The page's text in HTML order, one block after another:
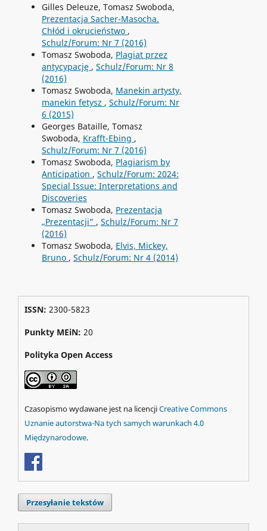
Gilles Deleuze, Tomasz Swoboda,
Prezentacja Sacher-Masocha.
Chłód i okrucieństwo ,
Schulz/Forum: Nr 7 (2016)
Tomasz Swoboda, Plagiat przez
antycypację , Schulz/Forum: Nr 8
(2016)
Tomasz Swoboda, Manekin artysty,
manekin fetysz , Schulz/Forum: Nr
6 (2015)
Georges Bataille, Tomasz
Swoboda, Krafft-Ebing ,
Schulz/Forum: Nr 7 (2016)
Tomasz Swoboda, Plagiarism by
Anticipation , Schulz/Forum: 2024:
Special Issue: Interpretations and
Discoveries
Tomasz Swoboda, Prezentacja
„Prezentacji” , Schulz/Forum: Nr 7
(2016)
Tomasz Swoboda, Elvis, Mickey,
Bruno , Schulz/Forum: Nr 4 (2014)
ISSN: 2300-5823
Punkty MEiN: 20
Polityka Open Access
Czasopismo wydawane jest na licencjiCreative Commons
Uznanie autorstwa-Na tych samych warunkach 4.0
Międzynarodowe.
Przesyłanie tekstów